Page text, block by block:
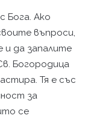
Бога. Ако
въпроси,
и да запалите
Богородица
Тя е със
за
се